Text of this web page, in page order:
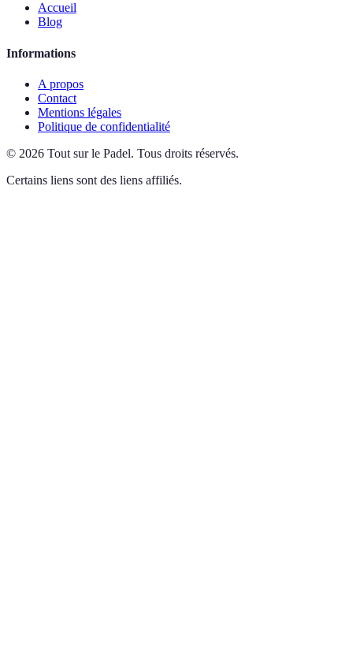
Accueil
Blog
Informations
A propos
Contact
Mentions légales
Politique de confidentialité
© 2026 Tout sur le Padel. Tous droits réservés.
Certains liens sont des liens affiliés.